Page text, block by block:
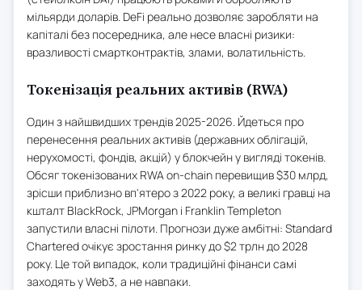
мільярди доларів. DeFi реально дозволяє заробляти на
капіталі без посередника, але несе власні ризики:
вразливості смартконтрактів, злами, волатильність.
Токенізація реальних активів (RWA)
Один з найшвидших трендів 2025-2026. Йдеться про
перенесення реальних активів (державних облігацій,
нерухомості, фондів, акцій) у блокчейн у вигляді токенів.
Обсяг токенізованих RWA on-chain перевищив $30 млрд,
зрісши приблизно вп'ятеро з 2022 року, а великі гравці на
кшталт BlackRock, JPMorgan і Franklin Templeton
запустили власні пілоти. Прогнози дуже амбітні: Standard
Chartered очікує зростання ринку до $2 трлн до 2028
року. Це той випадок, коли традиційні фінанси самі
заходять у Web3, а не навпаки.